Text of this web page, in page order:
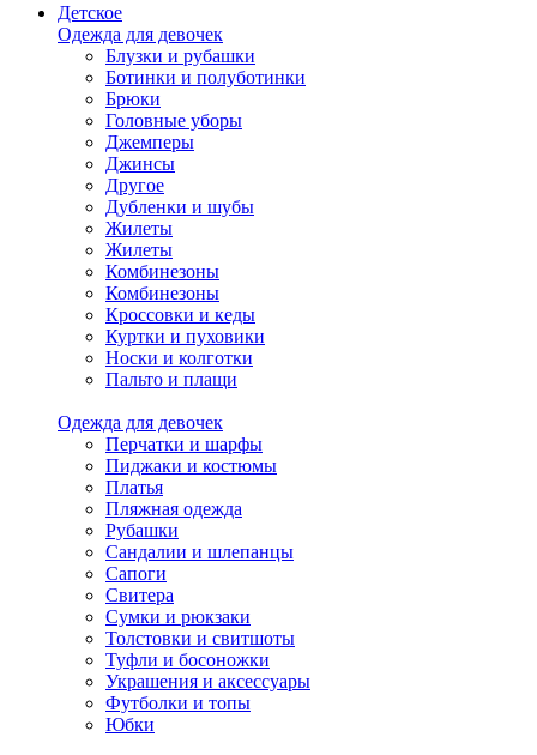
Детское
Одежда для девочек
Блузки и рубашки
Ботинки и полуботинки
Брюки
Головные уборы
Джемперы
Джинсы
Другое
Дубленки и шубы
Жилеты
Жилеты
Комбинезоны
Комбинезоны
Кроссовки и кеды
Куртки и пуховики
Носки и колготки
Пальто и плащи
Одежда для девочек
Перчатки и шарфы
Пиджаки и костюмы
Платья
Пляжная одежда
Рубашки
Сандалии и шлепанцы
Сапоги
Свитера
Сумки и рюкзаки
Толстовки и свитшоты
Туфли и босоножки
Украшения и аксессуары
Футболки и топы
Юбки